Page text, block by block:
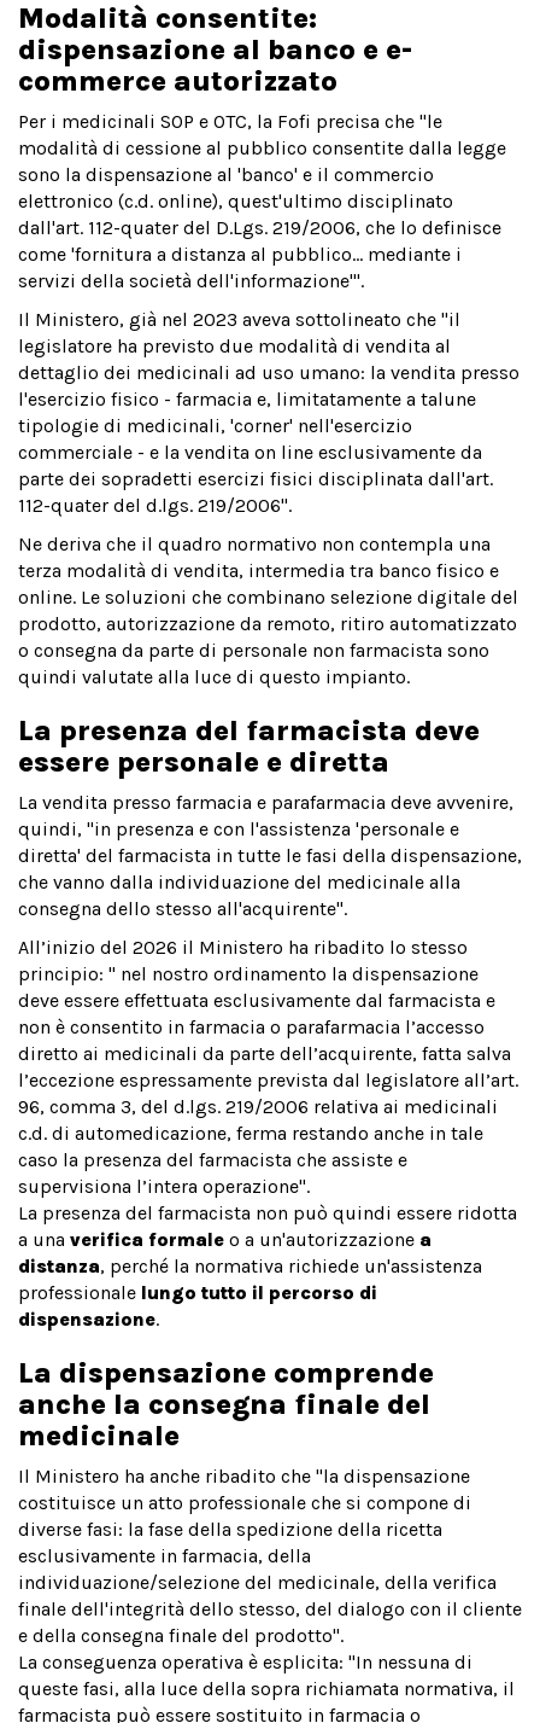
Modalità consentite:
dispensazione al banco e e-
commerce autorizzato
Per i medicinali SOP e OTC, la Fofi precisa che "le
modalità di cessione al pubblico consentite dalla legge
sono la dispensazione al 'banco' e il commercio
elettronico (c.d. online), quest'ultimo disciplinato
dall'art. 112-quater del D.Lgs. 219/2006, che lo definisce
come 'fornitura a distanza al pubblico… mediante i
servizi della società dell'informazione'".
Il Ministero, già nel 2023 aveva sottolineato che "il
legislatore ha previsto due modalità di vendita al
dettaglio dei medicinali ad uso umano: la vendita presso
l'esercizio fisico - farmacia e, limitatamente a talune
tipologie di medicinali, 'corner' nell'esercizio
commerciale - e la vendita on line esclusivamente da
parte dei sopradetti esercizi fisici disciplinata dall'art.
112-quater del d.lgs. 219/2006".
Ne deriva che il quadro normativo non contempla una
terza modalità di vendita, intermedia tra banco fisico e
online. Le soluzioni che combinano selezione digitale del
prodotto, autorizzazione da remoto, ritiro automatizzato
o consegna da parte di personale non farmacista sono
quindi valutate alla luce di questo impianto.
La presenza del farmacista deve
essere personale e diretta
La vendita presso farmacia e parafarmacia deve avvenire,
quindi, "in presenza e con l'assistenza 'personale e
diretta' del farmacista in tutte le fasi della dispensazione,
che vanno dalla individuazione del medicinale alla
consegna dello stesso all'acquirente".
All’inizio del 2026 il Ministero ha ribadito lo stesso
principio: " nel nostro ordinamento la dispensazione
deve essere effettuata esclusivamente dal farmacista e
non è consentito in farmacia o parafarmacia l’accesso
diretto ai medicinali da parte dell’acquirente, fatta salva
l’eccezione espressamente prevista dal legislatore all’art.
96, comma 3, del d.lgs. 219/2006 relativa ai medicinali
c.d. di automedicazione, ferma restando anche in tale
caso la presenza del farmacista che assiste e
supervisiona l’intera operazione".
La presenza del farmacista non può quindi essere ridotta
a una verifica formale o a un'autorizzazione a
distanza, perché la normativa richiede un'assistenza
professionale lungo tutto il percorso di
dispensazione.
La dispensazione comprende
anche la consegna finale del
medicinale
Il Ministero ha anche ribadito che "la dispensazione
costituisce un atto professionale che si compone di
diverse fasi: la fase della spedizione della ricetta
esclusivamente in farmacia, della
individuazione/selezione del medicinale, della verifica
finale dell'integrità dello stesso, del dialogo con il cliente
e della consegna finale del prodotto".
La conseguenza operativa è esplicita: "In nessuna di
queste fasi, alla luce della sopra richiamata normativa, il
farmacista può essere sostituito in farmacia o